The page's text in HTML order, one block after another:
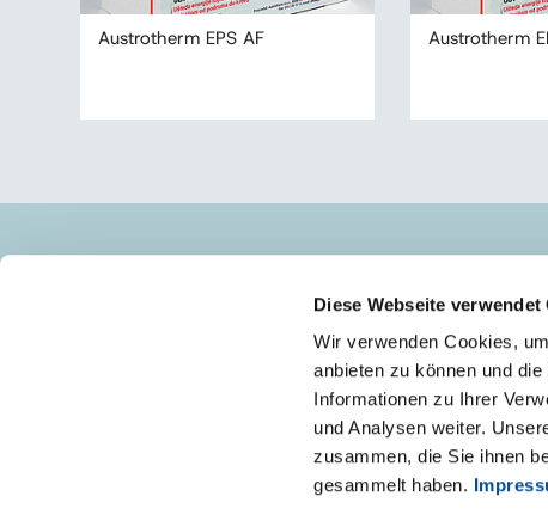
Diese Webseite verwendet
Wir verwenden Cookies,
anbieten zu können und
Informationen zu Ihrer
und Analysen weiter.
zusammen, die Sie ihnen
gesammelt haben.
Austrotherm EPS AF Austrotherm